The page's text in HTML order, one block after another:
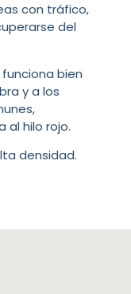
con tráfico,
del
bien
y a los
al hilo rojo.
densidad.